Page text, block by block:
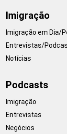
Imigração
Imigração em Dia/
Entrevistas/
Notícias
Podcasts
Imigração
Entrevistas
Negócios